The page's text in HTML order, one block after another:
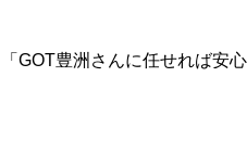
「GOT豊洲さんに任せれば安